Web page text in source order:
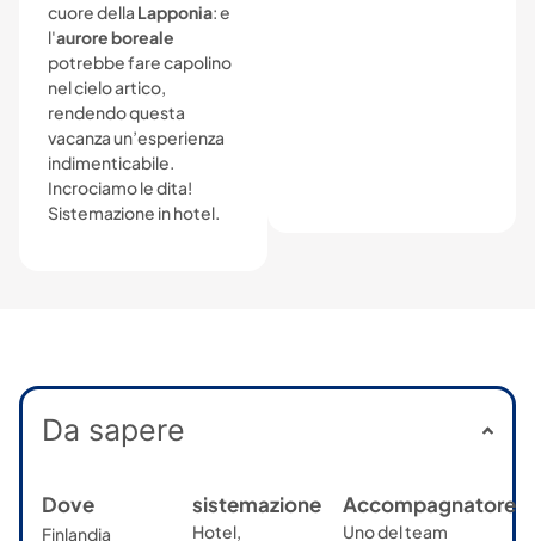
cuore della Lapponia: e
l'aurore boreale
potrebbe fare capolino
nel cielo artico,
rendendo questa
vacanza un’esperienza
indimenticabile.
Incrociamo le dita!
Sistemazione in hotel.
Da sapere
Dove
Finlandia
sistemazione
Hotel,
Accompagnatore
Uno del team